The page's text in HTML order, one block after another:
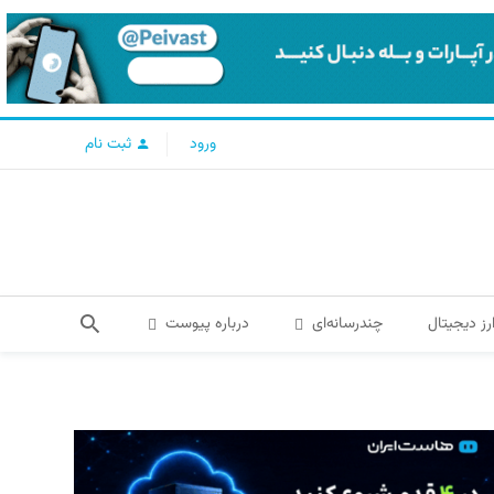
ورود ثبت نام
دیجیتال چندرسانه‌ای درباره پیوست